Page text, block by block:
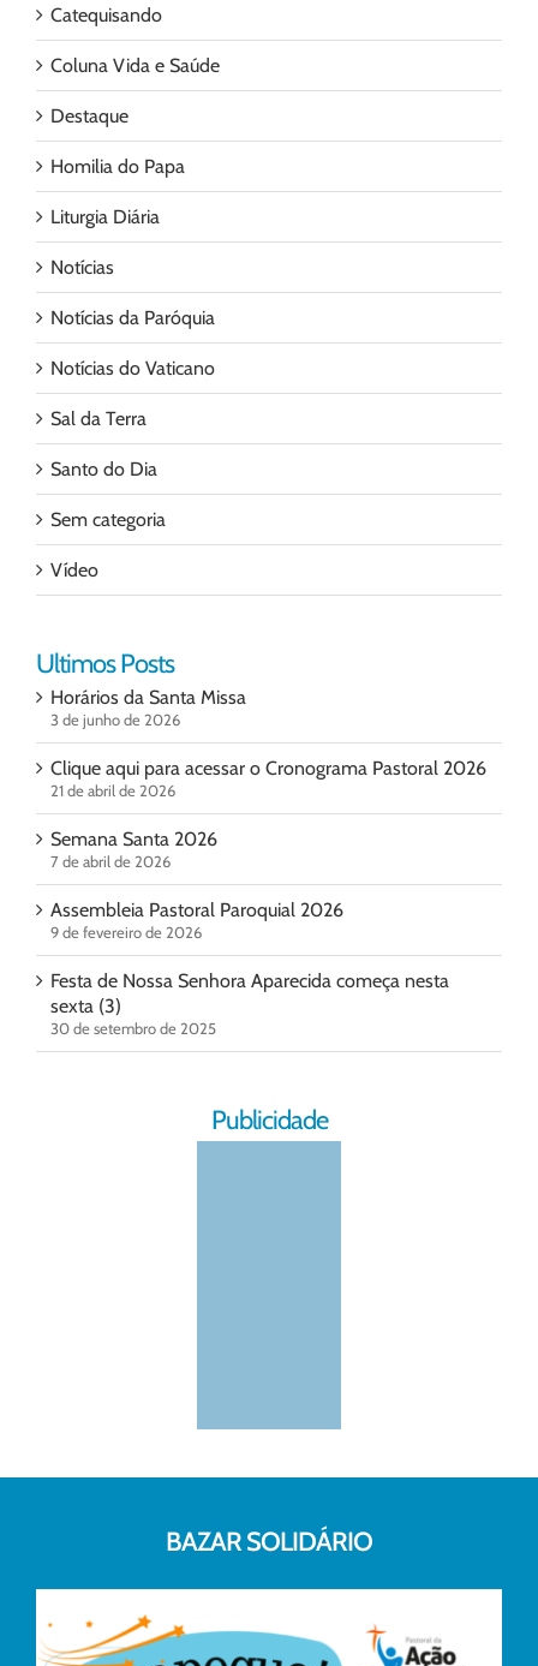
Catequisando
Coluna Vida e Saúde
Destaque
Homilia do Papa
Liturgia Diária
Notícias
Notícias da Paróquia
Notícias do Vaticano
Sal da Terra
Santo do Dia
Sem categoria
Vídeo
Ultimos Posts
Horários da Santa Missa
3 de junho de 2026
Clique aqui para acessar o Cronograma Pastoral 2026
21 de abril de 2026
Semana Santa 2026
7 de abril de 2026
Assembleia Pastoral Paroquial 2026
9 de fevereiro de 2026
Festa de Nossa Senhora Aparecida começa nesta
sexta (3)
30 de setembro de 2025
Publicidade
BAZAR SOLIDÁRIO